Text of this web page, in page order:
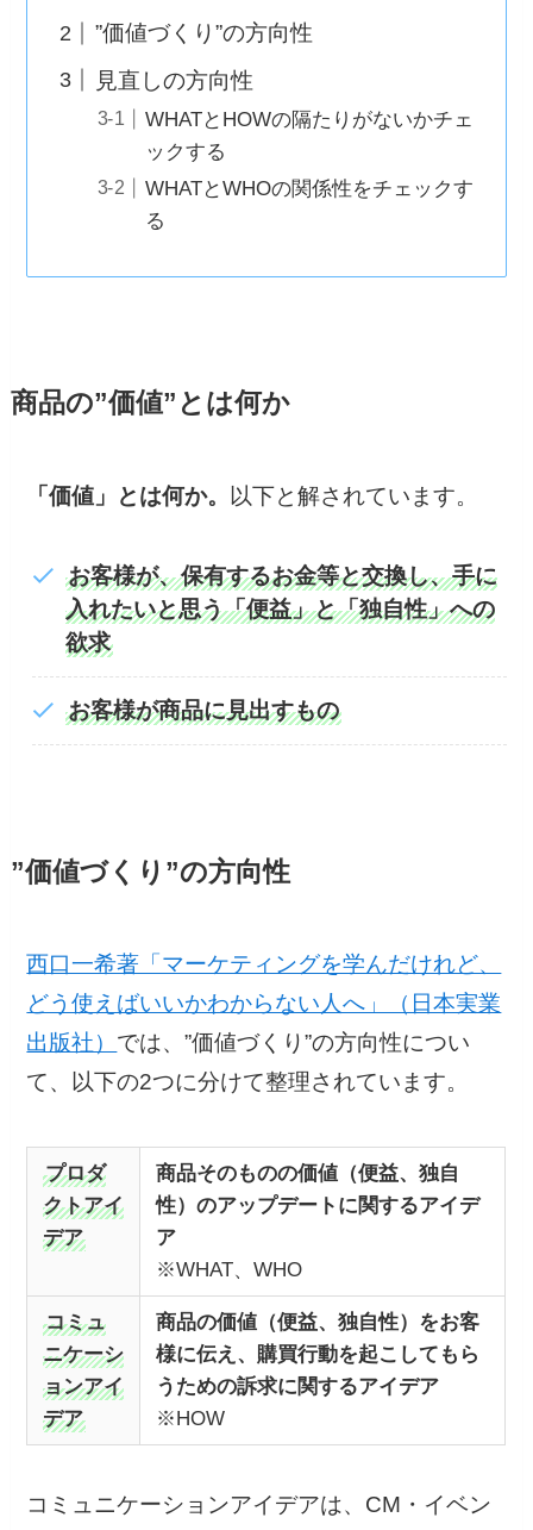
”価値づくり”の方向性
見直しの方向性
WHATとHOWの隔たりがないかチェ
ックする
WHATとWHOの関係性をチェックす
る
商品の”価値”とは何か
「価値」とは何か。 以下と解されています。
お客様が、保有するお金等と交換し、手に
入れたいと思う「便益」と「独自性」への
欲求
お客様が商品に見出すもの
”価値づくり”の方向性
西口一希著「マーケティングを学んだけれど、
どう使えばいいかわからない人へ」（日本実業
出版社） では、”価値づくり”の方向性につい
て、以下の2つに分けて整理されています。
プロダ
クトアイ
デア
商品そのものの価値（便益、独自
性）のアップデートに関するアイデ
ア
※WHAT、WHO
コミュ
ニケーシ
ョンアイ
デア
商品の価値（便益、独自性）をお客
様に伝え、購買行動を起こしてもら
うための訴求に関するアイデア
※HOW
コミュニケーションアイデアは、CM・イベン